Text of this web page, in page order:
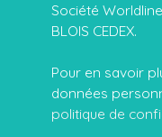
Société
BLOIS CEDEX.
Pour en savoir
données
politique de